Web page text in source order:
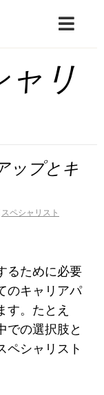
ャリ
ップとキ
スペシャリスト
るために必要
のキャリアパ
す。たとえ
での選択肢と
ペシャリスト